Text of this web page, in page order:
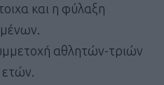
και η φύλαξη
αθλητών-τριών